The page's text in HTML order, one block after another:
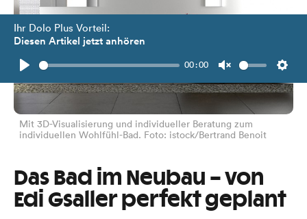
Ihr Dolo Plus Vorteil:
Diesen Artikel jetzt anhören
Play
00:00
Unmute
Mit 3D-Visualisierung und individueller Beratung zum
individuellen Wohlfühl-Bad. Foto: istock/Bertrand Benoit
Das Bad im Neubau – von
Edi Gsaller perfekt geplant